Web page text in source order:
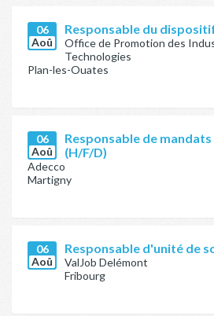
06
Aoû
Responsable du
Office de Promotion des
Technologies
Plan-les-Ouates
06
Aoû
Responsable de mandats
(H/F/D)
Adecco
Martigny
06
Aoû
Responsable d'unité de
ValJob Delémont
Fribourg